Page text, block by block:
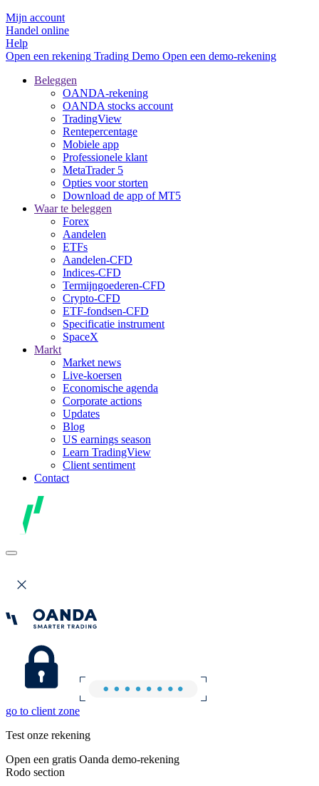
Mijn account
Handel online
Help
Open een rekening Trading Demo Open een demo-rekening
Beleggen
OANDA-rekening
OANDA stocks account
TradingView
Rentepercentage
Mobiele app
Professionele klant
MetaTrader 5
Opties voor storten
Download de app of MT5
Waar te beleggen
Forex
Aandelen
ETFs
Aandelen-CFD
Indices-CFD
Termijngoederen-CFD
Crypto-CFD
ETF-fondsen-CFD
Specificatie instrument
SpaceX
Markt
Market news
Live-koersen
Economische agenda
Corporate actions
Updates
Blog
US earnings season
Learn TradingView
Client sentiment
Contact
go to client zone
Test onze rekening
Open een gratis Oanda demo-rekening
Rodo section